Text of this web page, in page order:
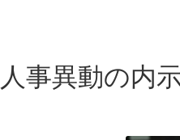
人事異動の内